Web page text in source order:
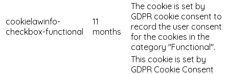
cookielawinfo-
checkbox-functional
11
months
The cookie is set by
GDPR cookie consent to
record the user consent
for the cookies in the
category "Functional".
This cookie is set by
GDPR Cookie Consent